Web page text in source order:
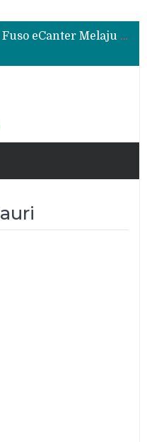
Mitsubishi Fuso eCanter Melaju di Bisnis Logistik, Fastana Jadi Pengguna Baru
Mitsubishi Fuso Perkenalkan Next Generation Zero Down Time di GIIAS 2026